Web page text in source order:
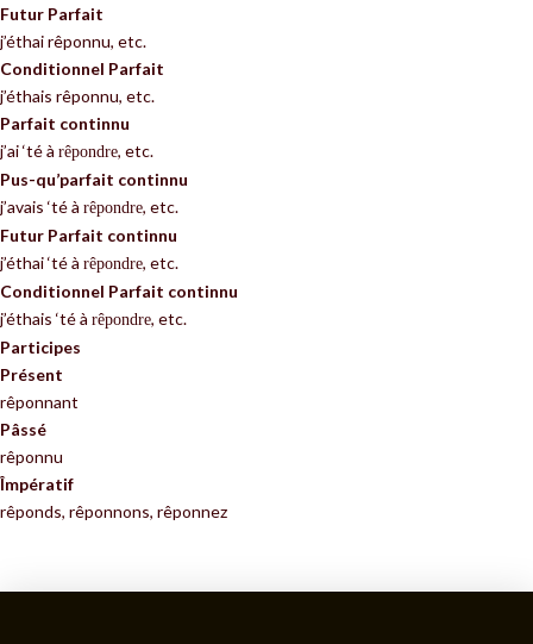
Futur Parfait
j’éthai rêponnu, etc.
Conditionnel Parfait
j’éthais rêponnu, etc.
Parfait continnu
j’ai ‘té à rêpondre, etc.
Pus-qu’parfait continnu
j’avais ‘té à rêpondre, etc.
Futur Parfait continnu
j’éthai ‘té à rêpondre, etc.
Conditionnel Parfait continnu
j’éthais ‘té à rêpondre, etc.
Participes
Présent
rêponnant
Pâssé
rêponnu
Împératif
rêponds, rêponnons, rêponnez